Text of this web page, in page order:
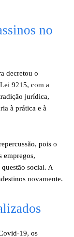
no
decretou o
9215, com a
jurídica,
à prática e à
pois o
empregos,
social. A
novamente.
19, os